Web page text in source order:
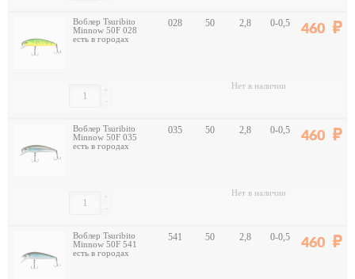
Воблер Tsuribito
Minnow 50F 028
есть в городах
028 50 2,8 0-0,5 460
-
+ Нет в наличии
Воблер Tsuribito
Minnow 50F 035
есть в городах
035 50 2,8 0-0,5 460
-
+ Нет в наличии
Воблер Tsuribito
Minnow 50F 541
есть в городах
541 50 2,8 0-0,5 460